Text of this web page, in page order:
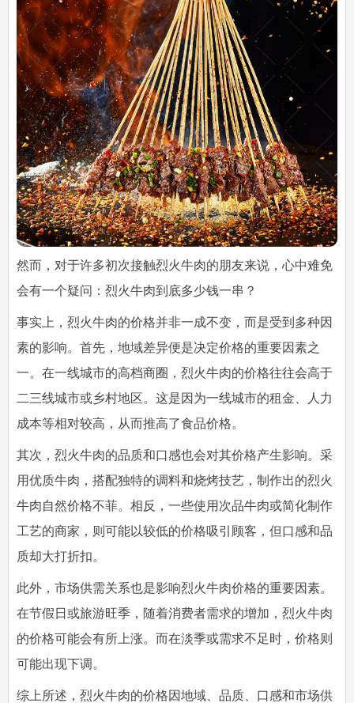
然而，对于许多初次接触烈火牛肉的朋友来说，心中难免
会有一个疑问：烈火牛肉到底多少钱一串？
事实上，烈火牛肉的价格并非一成不变，而是受到多种因
素的影响。首先，地域差异便是决定价格的重要因素之
一。在一线城市的高档商圈，烈火牛肉的价格往往会高于
二三线城市或乡村地区。这是因为一线城市的租金、人力
成本等相对较高，从而推高了食品价格。
其次，烈火牛肉的品质和口感也会对其价格产生影响。采
用优质牛肉，搭配独特的调料和烧烤技艺，制作出的烈火
牛肉自然价格不菲。相反，一些使用次品牛肉或简化制作
工艺的商家，则可能以较低的价格吸引顾客，但口感和品
质却大打折扣。
此外，市场供需关系也是影响烈火牛肉价格的重要因素。
在节假日或旅游旺季，随着消费者需求的增加，烈火牛肉
的价格可能会有所上涨。而在淡季或需求不足时，价格则
可能出现下调。
综上所述，烈火牛肉的价格因地域、品质、口感和市场供